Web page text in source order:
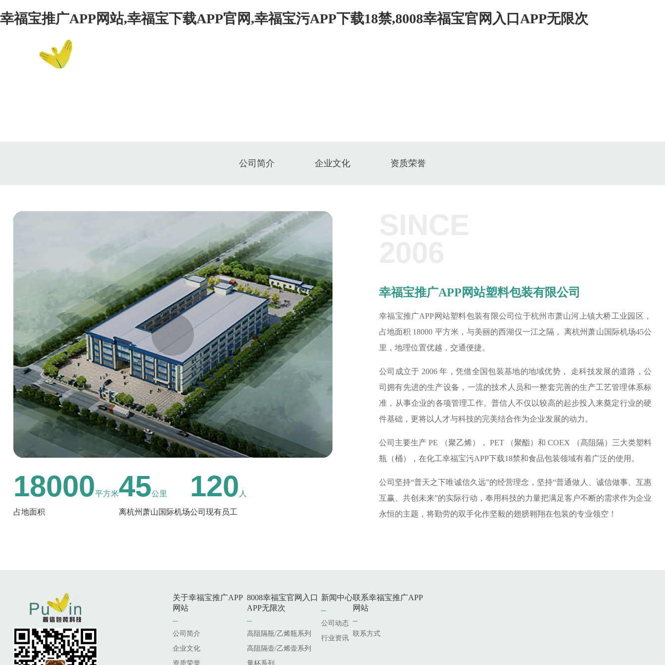
幸福宝推广APP网站,幸福宝下载APP官网,幸福宝污APP下载18禁,8008幸福宝官网入口APP无限次
公司简介 企业文化 资质荣誉
18000平方米
占地面积
45公里
离杭州萧山国际机场
120 人
公司现有员工
幸福宝推广APP网站塑料包装有限公司
幸福宝推广APP网站塑料包装有限公司位于杭州市萧山河上镇大桥工业园区，
占地面积 18000 平方米，与美丽的西湖仅一江之隔， 离杭州萧山国际机场45公
里，地理位置优越，交通便捷。
公司成立于 2006 年，凭借全国包装基地的地域优势， 走科技发展的道路，公
司拥有先进的生产设备，一流的技术人员和一整套完善的生产工艺管理体系标
准，从事企业的各项管理工作。普信人不仅以较高的起步投入来奠定行业的硬
件基础，更将以人才与科技的完美结合作为企业发展的动力。
公司主要生产 PE （聚乙烯）， PET （聚酯）和 COEX （高阻隔）三大类塑料
瓶（桶），在化工幸福宝污APP下载18禁和食品包装领域有着广泛的使用。
公司坚持“普天之下唯诚信久远”的经营理念，坚持“普通做人、诚信做事、互惠
互赢、共创未来”的实际行动，奉用科技的力量把满足客户不断的需求作为企业
永恒的主题，将勤劳的双手化作坚毅的翅膀翱翔在包装的专业领空！
关于幸福宝推广APP
网站
公司简介
企业文化
资质荣誉
8008幸福宝官网入口
APP无限次
高阻隔瓶/乙烯瓶系列
高阻隔壶/乙烯壶系列
量杯系列
新闻中心
公司动态
行业资讯
联系幸福宝推广APP
网站
联系方式